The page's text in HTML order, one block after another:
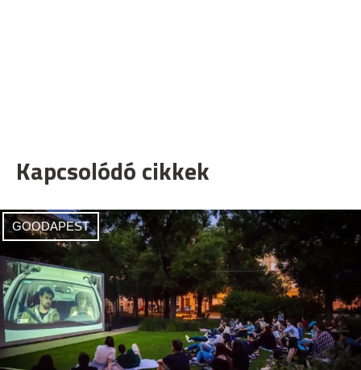
Kapcsolódó cikkek
GOODAPEST